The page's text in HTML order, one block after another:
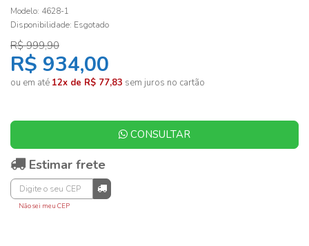
Modelo: 4628-1
Disponibilidade: Esgotado
R$ 999,90
R$ 934,00
ou em até 12x de R$ 77,83 sem juros no cartão
CONSULTAR
Estimar frete
Não sei meu CEP